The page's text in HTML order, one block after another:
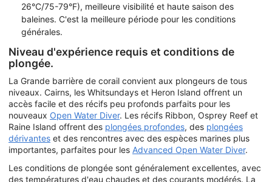
26°C/75-79°F), meilleure visibilité et haute saison des
baleines. C'est la meilleure période pour les conditions
générales.
Niveau d'expérience requis et conditions de
plongée.
La Grande barrière de corail convient aux plongeurs de tous
niveaux. Cairns, les Whitsundays et Heron Island offrent un
accès facile et des récifs peu profonds parfaits pour les
nouveaux Open Water Diver. Les récifs Ribbon, Osprey Reef et
Raine Island offrent des plongées profondes, des plongées
dérivantes et des rencontres avec des espèces marines plus
importantes, parfaites pour les Advanced Open Water Diver.
Les conditions de plongée sont généralement excellentes, avec
des températures d'eau chaudes et des courants modérés. La